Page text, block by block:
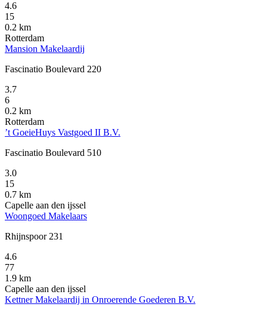
4.6
15
0.2 km
Rotterdam
Mansion Makelaardij
Fascinatio Boulevard 220
3.7
6
0.2 km
Rotterdam
’t GoeieHuys Vastgoed II B.V.
Fascinatio Boulevard 510
3.0
15
0.7 km
Capelle aan den ijssel
Woongoed Makelaars
Rhijnspoor 231
4.6
77
1.9 km
Capelle aan den ijssel
Kettner Makelaardij in Onroerende Goederen B.V.